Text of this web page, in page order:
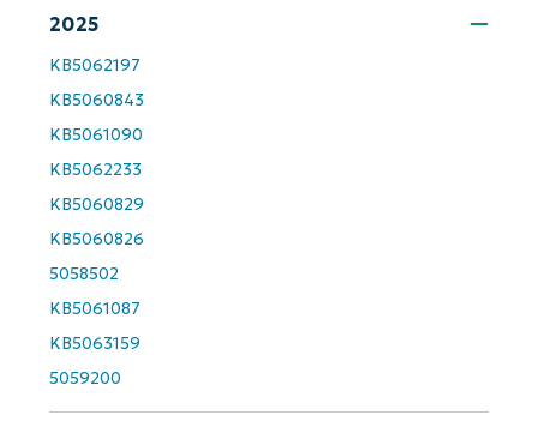
2025
KB5062197
KB5060843
KB5061090
KB5062233
KB5060829
KB5060826
5058502
KB5061087
KB5063159
5059200
name*